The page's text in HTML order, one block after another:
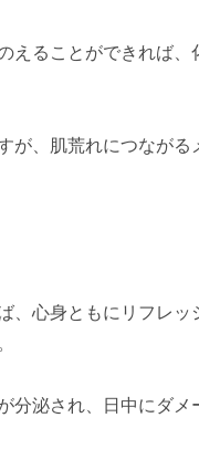
えることができれば
が、肌荒れにつなが
、心身ともにリフレ
分泌され、日中にダ